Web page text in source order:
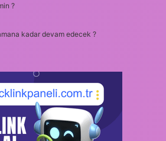
?
kadar devam edecek ?